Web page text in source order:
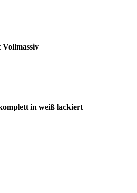
in weiß lackiert